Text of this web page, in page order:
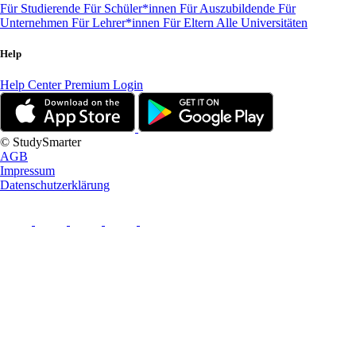
Für Studierende Für Schüler*innen Für Auszubildende Für
Unternehmen Für Lehrer*innen Für Eltern Alle Universitäten
Help
Help CenterPremium Login
© StudySmarter
AGB
Impressum
Datenschutzerklärung